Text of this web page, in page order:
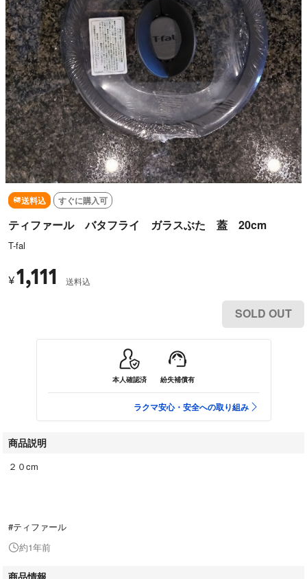
送料込 すぐに購入可
ティファール バタフライ ガラスぶた 蓋 20cm
T-fal
¥1,111 送料込
SOLD OUT
本人確認済 紛失補償有
ラクマ安心・安全への取り組み
商品説明
２０cm
#ティファール
約1年前